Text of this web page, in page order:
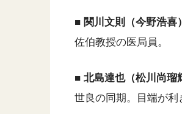
■ 関川文則（今野浩喜）
佐伯教授の医局員。
■ 北島達也（松川尚瑠
世良の同期。目端が利